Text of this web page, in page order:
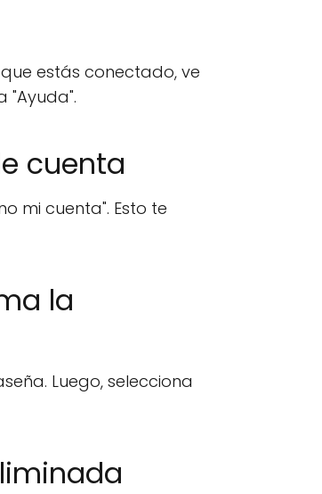
estás conectado, ve
"Ayuda".
cuenta
mi cuenta". Esto te
la
Luego, selecciona